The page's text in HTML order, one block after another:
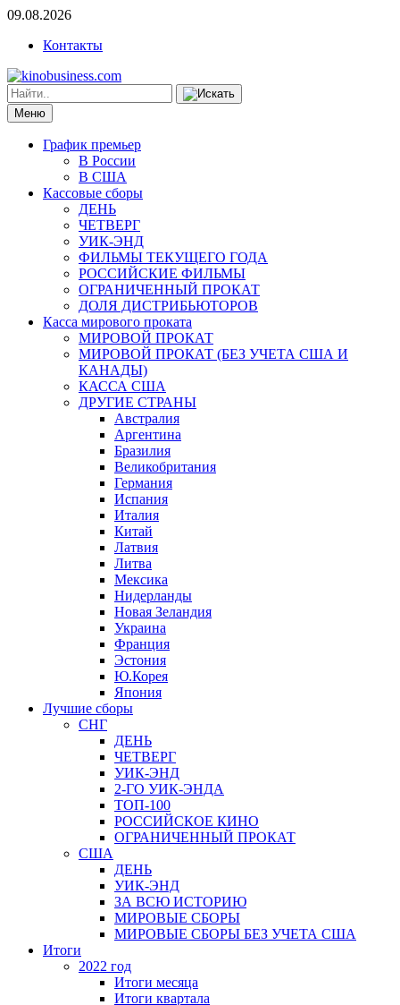
09.08.2026
Контакты
Меню
График премьер
В России
В США
Кассовые сборы
ДЕНЬ
ЧЕТВЕРГ
УИК-ЭНД
ФИЛЬМЫ ТЕКУЩЕГО ГОДА
РОССИЙСКИЕ ФИЛЬМЫ
ОГРАНИЧЕННЫЙ ПРОКАТ
ДОЛЯ ДИСТРИБЬЮТОРОВ
Касса мирового проката
МИРОВОЙ ПРОКАТ
МИРОВОЙ ПРОКАТ (БЕЗ УЧЕТА США И
КАНАДЫ)
КАССА США
ДРУГИЕ СТРАНЫ
Австралия
Аргентина
Бразилия
Великобритания
Германия
Испания
Италия
Китай
Латвия
Литва
Мексика
Нидерланды
Новая Зеландия
Украина
Франция
Эстония
Ю.Корея
Япония
Лучшие сборы
СНГ
ДЕНЬ
ЧЕТВЕРГ
УИК-ЭНД
2-ГО УИК-ЭНДА
ТОП-100
РОССИЙСКОЕ КИНО
ОГРАНИЧЕННЫЙ ПРОКАТ
США
ДЕНЬ
УИК-ЭНД
ЗА ВСЮ ИСТОРИЮ
МИРОВЫЕ СБОРЫ
МИРОВЫЕ СБОРЫ БЕЗ УЧЕТА США
Итоги
2022 год
Итоги месяца
Итоги квартала